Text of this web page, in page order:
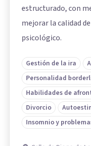
estructurado, con
mejorar la calidad
psicológico.
Gestión de la ira
Personalidad
Habilidades de
Divorcio
Insomnio y